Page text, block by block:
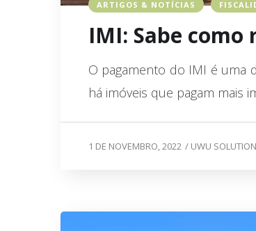
ARTIGOS & NOTÍCIAS
IMI: Sabe
O pagamento do IMI é uma
há imóveis que pagam mais
1 DE NOVEMBRO, 2022 / UWU